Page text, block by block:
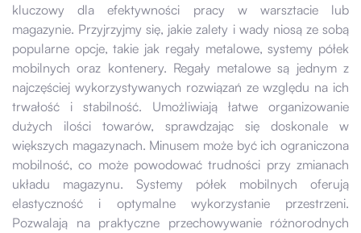
kluczowy dla efektywności pracy w warsztacie lub
magazynie. Przyjrzyjmy się, jakie zalety i wady niosą ze sobą
popularne opcje, takie jak regały metalowe, systemy półek
mobilnych oraz kontenery. Regały metalowe są jednym z
najczęściej wykorzystywanych rozwiązań ze względu na ich
trwałość i stabilność. Umożliwiają łatwe organizowanie
dużych ilości towarów, sprawdzając się doskonale w
większych magazynach. Minusem może być ich ograniczona
mobilność, co może powodować trudności przy zmianach
układu magazynu. Systemy półek mobilnych oferują
elastyczność i optymalne wykorzystanie przestrzeni.
Pozwalają na praktyczne przechowywanie różnorodnych